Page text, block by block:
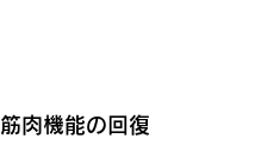
筋肉機能の回復